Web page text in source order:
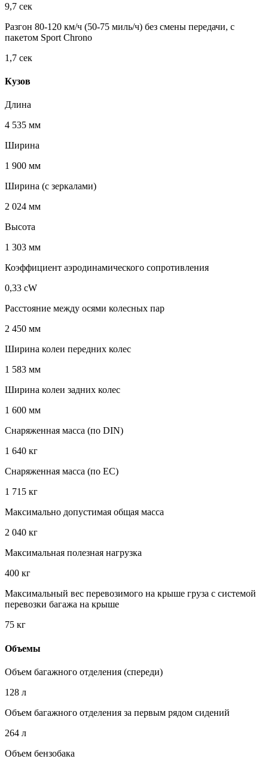
9,7 сек
Разгон 80-120 км/ч (50-75 миль/ч) без смены передачи, с
пакетом Sport Chrono
1,7 сек
Кузов
Длина
4 535 мм
Ширина
1 900 мм
Ширина (с зеркалами)
2 024 мм
Высота
1 303 мм
Коэффициент аэродинамического сопротивления
0,33 cW
Расстояние между осями колесных пар
2 450 мм
Ширина колеи передних колес
1 583 мм
Ширина колеи задних колес
1 600 мм
Снаряженная масса (по DIN)
1 640 кг
Снаряженная масса (по EC)
1 715 кг
Максимально допустимая общая масса
2 040 кг
Максимальная полезная нагрузка
400 кг
Максимальный вес перевозимого на крыше груза с системой
перевозки багажа на крыше
75 кг
Объемы
Объем багажного отделения (спереди)
128 л
Объем багажного отделения за первым рядом сидений
264 л
Объем бензобака